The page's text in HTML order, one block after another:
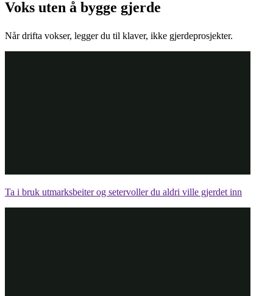
Voks uten å bygge gjerde
Når drifta vokser, legger du til klaver, ikke gjerdeprosjekter.
Ta i bruk utmarksbeiter og setervoller du aldri ville gjerdet inn